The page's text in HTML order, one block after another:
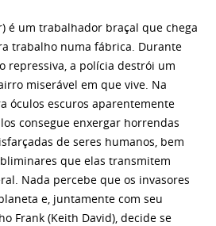
é um trabalhador braçal que chega
trabalho numa fábrica. Durante
repressiva, a polícia destrói um
miserável em que vive. Na
óculos escuros aparentemente
consegue enxergar horrendas
de seres humanos, bem
que elas transmitem
Nada percebe que os invasores
e, juntamente com seu
Frank (Keith David), decide se